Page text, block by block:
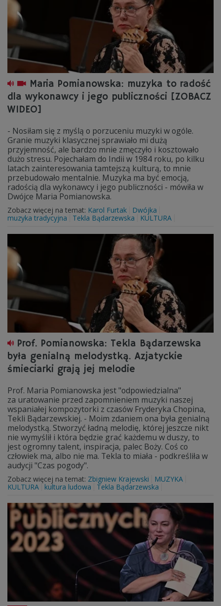
Maria Pomianowska: muzyka to radość
dla wykonawcy i jego publiczności [ZOBACZ
WIDEO]
- Nosiłam się z myślą o porzuceniu muzyki w ogóle.
Granie muzyki klasycznej sprawiało mi dużą
przyjemność, ale bardzo mnie zmęczyło i kosztowało
dużo stresu. Pojechałam do Indii w 1984 roku, po kilku
latach zainteresowania tamtejszą kulturą, to mnie
przebudowało mentalnie. Muzyka ma być emocją,
radością dla wykonawcy i jego publiczności - mówiła w
Dwójce Maria Pomianowska.
Zobacz więcej na temat: Karol Furtak
Dwójka
muzyka tradycyjna
Tekla Bądarzewska KULTURA
Prof. Pomianowska: Tekla Bądarzewska
była genialną melodystką. Azjatyckie
śmieciarki grają jej melodie
Prof. Maria Pomianowska jest "odpowiedzialna"
za uratowanie przed zapomnieniem muzyki naszej
wspaniałej kompozytorki z czasów Fryderyka Chopina,
Tekli Bądarzewskiej. - Moim zdaniem ona była genialną
melodystką. Stworzyć ładną melodię, której jeszcze nikt
nie wymyślił i która będzie grać każdemu w duszy, to
jest ogromny talent, inspiracja, palec Boży. Coś co
człowiek ma, albo nie ma. Tekla to miała - podkreśliła w
audycji "Czas pogody".
Zobacz więcej na temat: Zbigniew Krajewski
MUZYKA
KULTURA
kultura ludowa Tekla Bądarzewska